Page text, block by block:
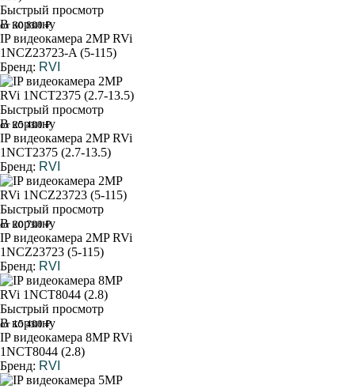
Быстрый просмотр
В корзину
от 30 800 ₽
IP видеокамера 2MP RVi
1NCZ23723-A (5-115)
Бренд: RVI
Быстрый просмотр
В корзину
от 25 400 ₽
IP видеокамера 2MP RVi
1NCT2375 (2.7-13.5)
Бренд: RVI
Быстрый просмотр
В корзину
от 20 700 ₽
IP видеокамера 2MP RVi
1NCZ23723 (5-115)
Бренд: RVI
Быстрый просмотр
В корзину
от 15 400 ₽
IP видеокамера 8MP RVi
1NCT8044 (2.8)
Бренд: RVI